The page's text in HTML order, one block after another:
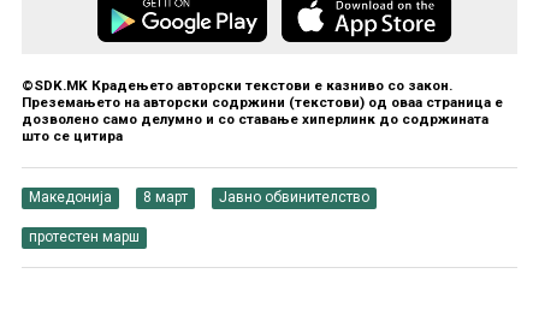
©SDK.MK Крадењето авторски текстови е казниво со закон.
Преземањето на авторски содржини (текстови) од оваа страница е
дозволено само делумно и со ставање хиперлинк до содржината
што се цитира
Македонија 8 март Јавно обвинителство
протестен марш